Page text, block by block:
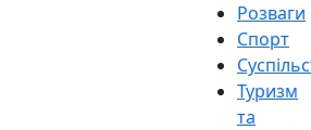
Розваги
Спорт
Туризм
та